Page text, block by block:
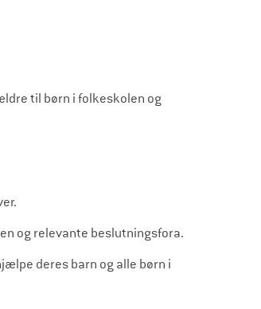
til børn i folkeskolen og
og relevante beslutningsfora.
deres barn og alle børn i